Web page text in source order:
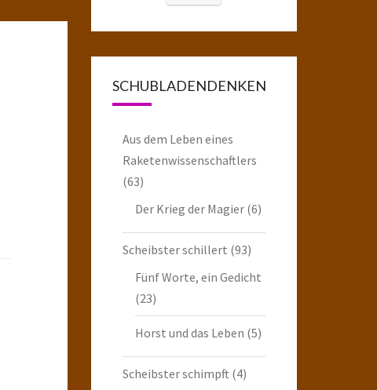
SCHUBLADENDENKEN
Aus dem Leben eines
Raketenwissenschaftlers
(63)
Der Krieg der Magier(6)
Scheibster schillert (93)
Fünf Worte, ein Gedicht
(23)
Horst und das Leben (5)
Scheibster schimpft (4)